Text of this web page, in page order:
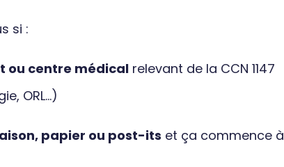
si :
ou centre médical relevant de la CCN 1147
ORL…)
papier ou post-its et ça commence à